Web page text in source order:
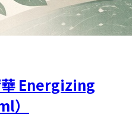
Energizing
）